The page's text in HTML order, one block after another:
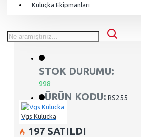
Kuluçka Ekipmanları
STOK DURUMU:
998
ÜRÜN KODU: RS255
Vgs Kulucka
197 SATILDI